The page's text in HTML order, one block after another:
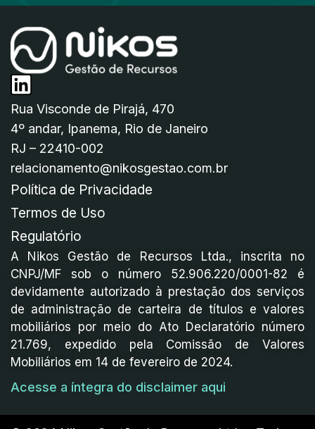
Rua Visconde de Pirajá, 470
4º andar, Ipanema, Rio de Janeiro
RJ – 22410-002
relacionamento@nikosgestao.com.br
Política de Privacidade
Termos de Uso
Regulatório
A Nikos Gestão de Recursos Ltda., inscrita no
CNPJ/MF sob o número 52.906.220/0001-82 é
devidamente autorizado à prestação dos serviços
de administração de carteira de títulos e valores
mobiliários por meio do Ato Declaratório número
21.769, expedido pela Comissão de Valores
Mobiliários em 14 de fevereiro de 2024.
Acesse a íntegra do disclaimer aqui